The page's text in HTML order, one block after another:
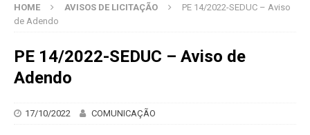
HOME AVISOS DE LICITAÇÃO
PE 14/2022-SEDUC – Aviso
de Adendo
PE 14/2022-SEDUC – Aviso de
Adendo
17/10/2022 COMUNICAÇÃO